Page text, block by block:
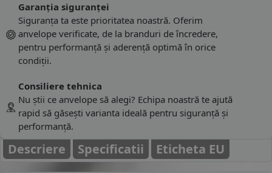
Garanția siguranței
Siguranța ta este prioritatea noastră. Oferim
anvelope verificate, de la branduri de încredere,
pentru performanță și aderență optimă în orice
condiții.
Consiliere tehnica
Nu știi ce anvelope să alegi? Echipa noastră te ajută
rapid să găsești varianta ideală pentru siguranță și
performanță.
Descriere Specificatii Eticheta EU